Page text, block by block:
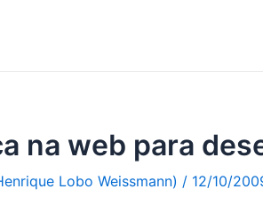
na web para
Lobo Weissmann) / 12/10/